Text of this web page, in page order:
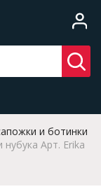
и ботинки
Арт. Erika